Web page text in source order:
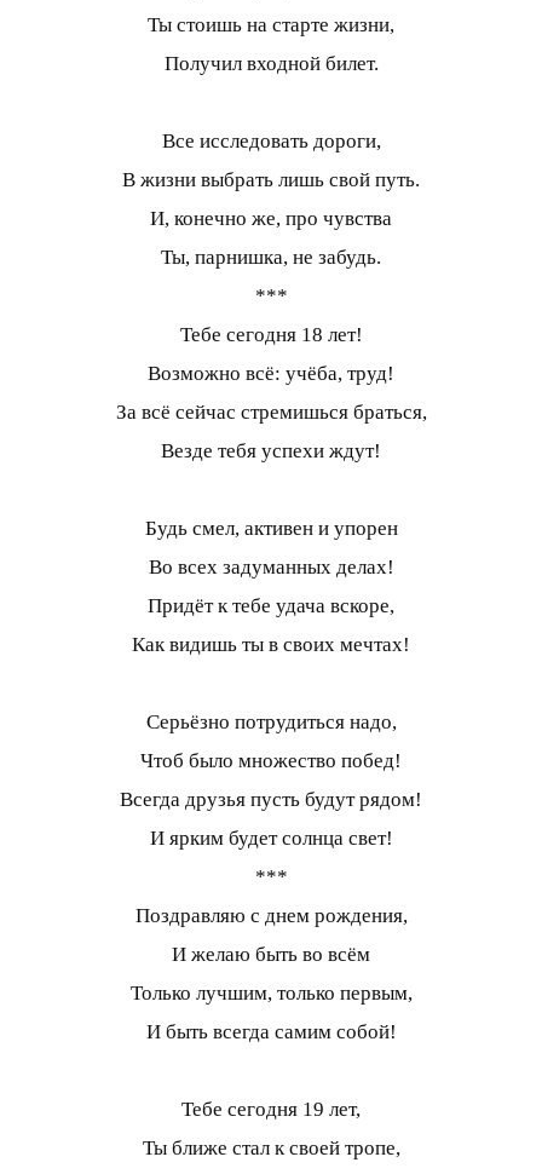
Ты стоишь на старте жизни,
Получил входной билет.
Все исследовать дороги,
В жизни выбрать лишь свой путь.
И, конечно же, про чувства
Ты, парнишка, не забудь.
***
Тебе сегодня 18 лет!
Возможно всё: учёба, труд!
За всё сейчас стремишься браться,
Везде тебя успехи ждут!
Будь смел, активен и упорен
Во всех задуманных делах!
Придёт к тебе удача вскоре,
Как видишь ты в своих мечтах!
Серьёзно потрудиться надо,
Чтоб было множество побед!
Всегда друзья пусть будут рядом!
И ярким будет солнца свет!
***
Поздравляю с днем рождения,
И желаю быть во всём
Только лучшим, только первым,
И быть всегда самим собой!
Тебе сегодня 19 лет,
Ты ближе стал к своей тропе,